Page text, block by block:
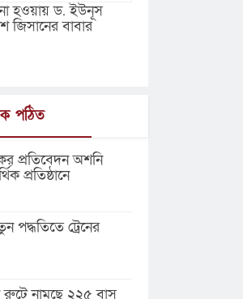
হওয়ায় ড. ইউনূস
জিসানের বাবার
পঠিত
প্রতিবেদন অশনি
প্রতিষ্ঠানে
পদ্ধতিতে ট্রেনের
রুটে নামছে ২২৫ বাস